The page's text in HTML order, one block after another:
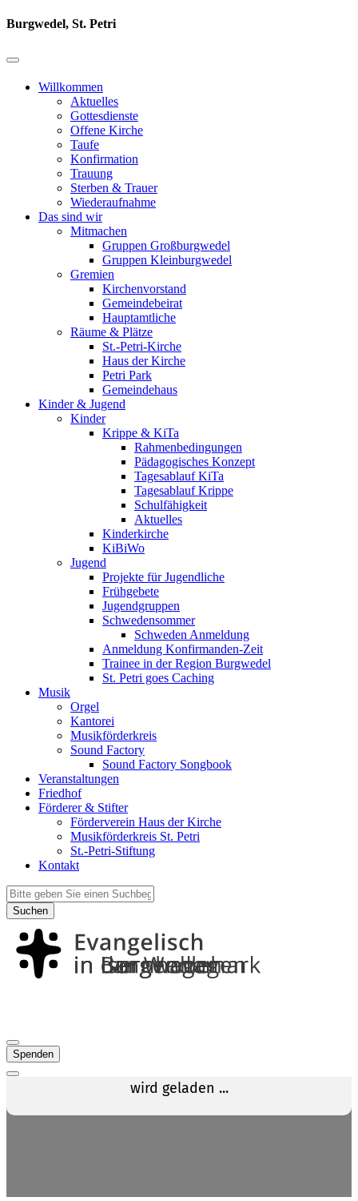
Burgwedel, St. Petri
Willkommen
Aktuelles
Gottesdienste
Offene Kirche
Taufe
Konfirmation
Trauung
Sterben & Trauer
Wiederaufnahme
Das sind wir
Mitmachen
Gruppen Großburgwedel
Gruppen Kleinburgwedel
Gremien
Kirchenvorstand
Gemeindebeirat
Hauptamtliche
Räume & Plätze
St.-Petri-Kirche
Haus der Kirche
Petri Park
Gemeindehaus
Kinder & Jugend
Kinder
Krippe & KiTa
Rahmenbedingungen
Pädagogisches Konzept
Tagesablauf KiTa
Tagesablauf Krippe
Schulfähigkeit
Aktuelles
Kinderkirche
KiBiWo
Jugend
Projekte für Jugendliche
Frühgebete
Jugendgruppen
Schwedensommer
Schweden Anmeldung
Anmeldung Konfirmanden-Zeit
Trainee in der Region Burgwedel
St. Petri goes Caching
Musik
Orgel
Kantorei
Musikförderkreis
Sound Factory
Sound Factory Songbook
Veranstaltungen
Friedhof
Förderer & Stifter
Förderverein Haus der Kirche
Musikförderkreis St. Petri
St.-Petri-Stiftung
Kontakt
Suchen
Spenden